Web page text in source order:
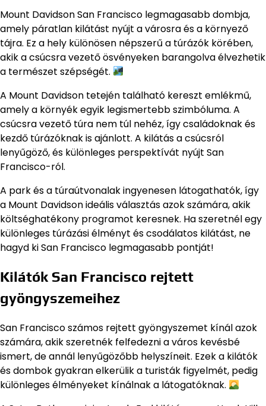
Mount Davidson San Francisco legmagasabb dombja,
amely páratlan kilátást nyújt a városra és a környező
tájra. Ez a hely különösen népszerű a túrázók körében,
akik a csúcsra vezető ösvényeken barangolva élvezhetik
a természet szépségét.
A Mount Davidson tetején található kereszt emlékmű,
amely a környék egyik legismertebb szimbóluma. A
csúcsra vezető túra nem túl nehéz, így családoknak és
kezdő túrázóknak is ajánlott. A kilátás a csúcsról
lenyűgöző, és különleges perspektívát nyújt San
Francisco-ról.
A park és a túraútvonalak ingyenesen látogathatók, így
a Mount Davidson ideális választás azok számára, akik
költséghatékony programot keresnek. Ha szeretnél egy
különleges túrázási élményt és csodálatos kilátást, ne
hagyd ki San Francisco legmagasabb pontját!
Kilátók San Francisco rejtett
gyöngyszemeihez
San Francisco számos rejtett gyöngyszemet kínál azok
számára, akik szeretnék felfedezni a város kevésbé
ismert, de annál lenyűgözőbb helyszíneit. Ezek a kilátók
és dombok gyakran elkerülik a turisták figyelmét, pedig
különleges élményeket kínálnak a látogatóknak.